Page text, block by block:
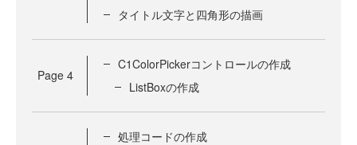
タイトル文字と四角形の描画
Page 4
C1ColorPickerコントロールの作成
ListBoxの作成
処理コードの作成